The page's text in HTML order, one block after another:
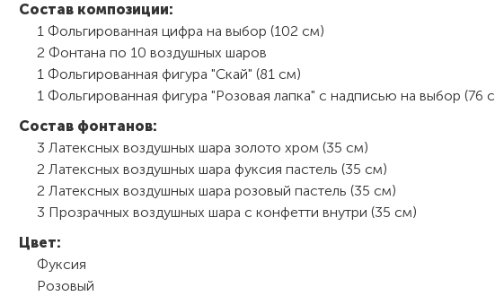
Состав композиции:
1 Фольгированная цифра на выбор (102 см)
2 Фонтана по 10 воздушных шаров
1 Фольгированная фигура "Скай" (81 см)
1 Фольгированная фигура "Розовая лапка" с надписью на выбор (76
Состав фонтанов:
3 Латексных воздушных шара золото хром (35 см)
2 Латексных воздушных шара фуксия пастель (35 см)
2 Латексных воздушных шара розовый пастель (35 см)
3 Прозрачных воздушных шара с конфетти внутри (35 см)
Цвет:
Фуксия
Розовый